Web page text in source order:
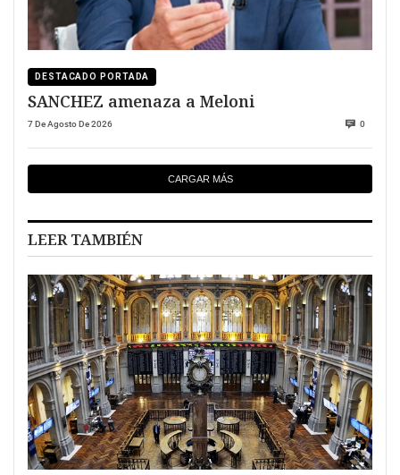
DESTACADO PORTADA
SANCHEZ amenaza a Meloni
7 De Agosto De 2026 0
CARGAR MÁS
LEER TAMBIÉN